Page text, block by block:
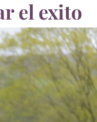
el exito